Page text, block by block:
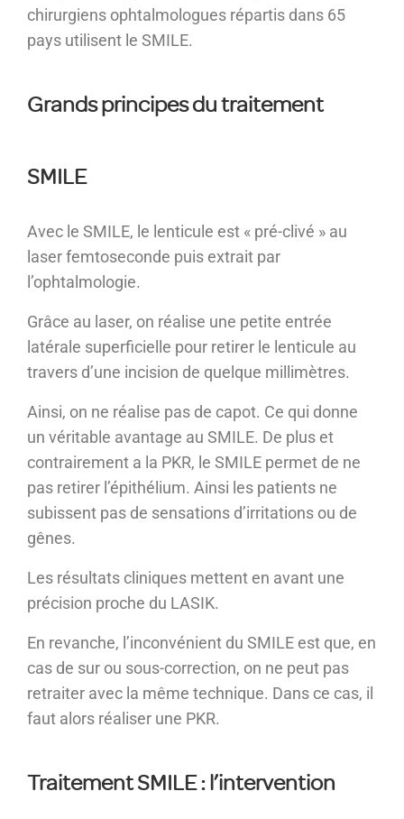
chirurgiens ophtalmologues répartis dans 65
pays utilisent le SMILE.
Grands principes du traitement
SMILE
Avec le SMILE, le lenticule est « pré-clivé » au
laser femtoseconde puis extrait par
l’ophtalmologie.
Grâce au laser, on réalise une petite entrée
latérale superficielle pour retirer le lenticule au
travers d’une incision de quelque millimètres.
Ainsi, on ne réalise pas de capot. Ce qui donne
un véritable avantage au SMILE. De plus et
contrairement a la PKR, le SMILE permet de ne
pas retirer l’épithélium. Ainsi les patients ne
subissent pas de sensations d’irritations ou de
gênes.
Les résultats cliniques mettent en avant une
précision proche du LASIK.
En revanche, l’inconvénient du SMILE est que, en
cas de sur ou sous-correction, on ne peut pas
retraiter avec la même technique. Dans ce cas, il
faut alors réaliser une PKR.
Traitement SMILE : l’intervention